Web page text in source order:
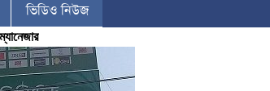
ভিডিও নিউজ